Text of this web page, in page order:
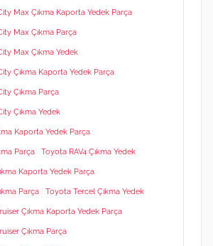
Max Çıkma Kaporta Yedek Parça
Max Çıkma Parça
Max Çıkma Yedek
Çıkma Kaporta Yedek Parça
Çıkma Parça
Çıkma Yedek
Kaporta Yedek Parça
Parça Toyota RAV4 Çıkma Yedek
Kaporta Yedek Parça
Parça Toyota Tercel Çıkma Yedek
Çıkma Kaporta Yedek Parça
Çıkma Parça